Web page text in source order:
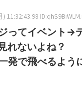
) 11:32:43.98
ってイベント→
れないよね？
発で飛べるよう